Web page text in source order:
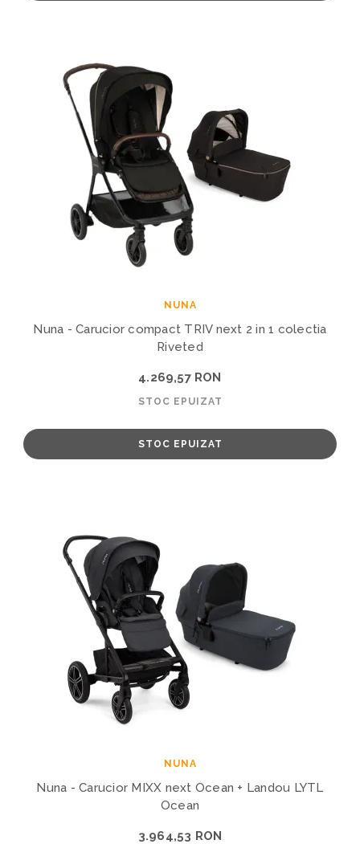
NUNA
Nuna - Carucior compact TRIV next 2 in 1 colectia
Riveted
4.269,57 RON
STOC EPUIZAT
STOC EPUIZAT
NUNA
Nuna - Carucior MIXX next Ocean + Landou LYTL
Ocean
3.964,53 RON